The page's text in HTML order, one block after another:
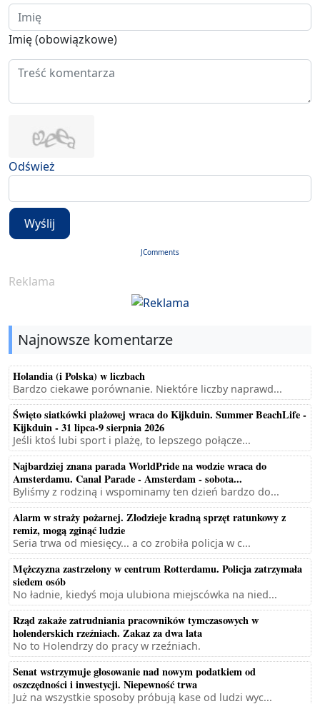
Imię (obowiązkowe)
Odśwież
Wyślij
JComments
Reklama
Najnowsze komentarze
Holandia (i Polska) w liczbach
Bardzo ciekawe porównanie. Niektóre liczby naprawd...
Święto siatkówki plażowej wraca do Kijkduin. Summer BeachLife -
Kijkduin - 31 lipca-9 sierpnia 2026
Jeśli ktoś lubi sport i plażę, to lepszego połącze...
Najbardziej znana parada WorldPride na wodzie wraca do
Amsterdamu. Canal Parade - Amsterdam - sobota...
Byliśmy z rodziną i wspominamy ten dzień bardzo do...
Alarm w straży pożarnej. Złodzieje kradną sprzęt ratunkowy z
remiz, mogą zginąć ludzie
Seria trwa od miesięcy... a co zrobiła policja w c...
Mężczyzna zastrzelony w centrum Rotterdamu. Policja zatrzymała
siedem osób
No ładnie, kiedyś moja ulubiona miejscówka na nied...
Rząd zakaże zatrudniania pracowników tymczasowych w
holenderskich rzeźniach. Zakaz za dwa lata
No to Holendrzy do pracy w rzeźniach.
Senat wstrzymuje głosowanie nad nowym podatkiem od
oszczędności i inwestycji. Niepewność trwa
Już na wszystkie sposoby próbują kase od ludzi wyc...